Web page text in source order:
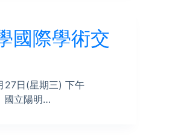
國際學術交
27日(星期三) 下午
國立陽明…